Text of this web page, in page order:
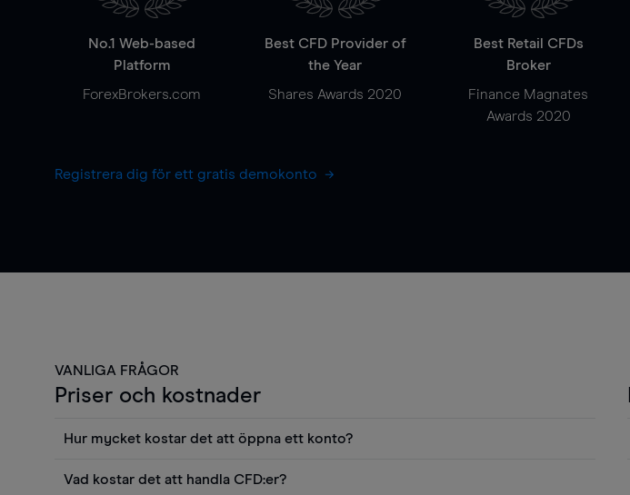
No.1 Web-based
Platform
ForexBrokers.com
Best CFD Provider of
the Year
Shares Awards 2020
Best Retail CFDs
Broker
Finance Magnates
Awards 2020
Registrera dig för ett gratis demokonto
VANLIGA FRÅGOR
Priser och kostnader
Hur mycket kostar det att öppna ett konto?
Vad kostar det att handla CFD:er?